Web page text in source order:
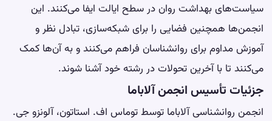
سیاست‌های بهداشت روان در سطح ایالت ایفا می‌کنند. این
انجمن‌ها همچنین فضایی را برای شبکه‌سازی، تبادل نظر و
آموزش مداوم برای روانشناسان فراهم می‌کنند و به آن‌ها کمک
می‌کنند تا با آخرین تحولات در رشته خود آشنا شوند.
جزئیات تأسیس انجمن آلاباما
انجمن روانشناسی آلاباما توسط توماس اف. استاتون، آلونزو جی.